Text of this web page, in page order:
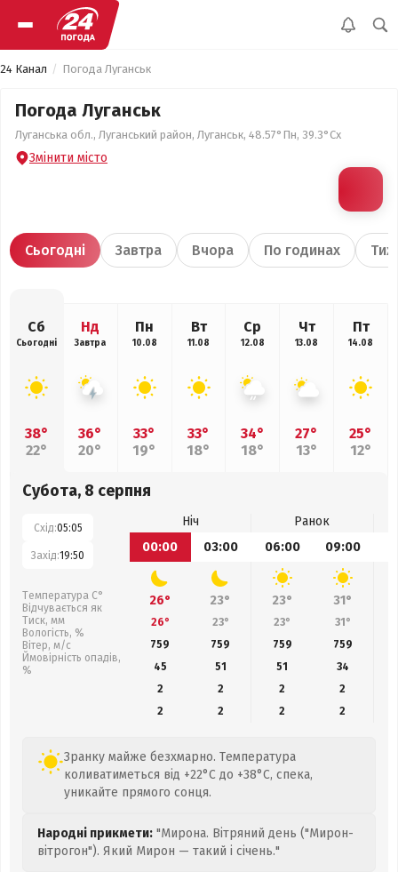
24 Канал Погода Луганськ
Погода Луганськ
Луганська обл., Луганський район, Луганськ, 48.57°Пн, 39.3°Сх
Змінити місто
Сьогодні Завтра Вчора По годинах
Сб
Сьогодні
38°
22°
Нд
Завтра
36°
20°
Пн
10.08
33°
19°
Вт
11.08
33°
18°
Ср
12.08
34°
18°
Чт
13.08
27°
13°
Пт
14.08
25°
12°
Субота, 8 серпня
Схід:05:05
Захід:19:50
Температура С°
Відчувається як
Тиск, мм
Вологість, %
Вітер, м/с
Ймовірність опадів,
%
Ніч
Ранок
00:00
03:00 06:00 09:00
26° 23° 23° 31°
26° 23° 23° 31°
759
759 759 759
45
51 51 34
2
2 2
2
2
2 2 2
Зранку майже безхмарно. Температура
коливатиметься від +22°C до +38°C, спека,
уникайте прямого сонця.
Народні прикмети: "Мирона. Вітряний день ("Мирон-
вітрогон"). Який Мирон — такий і січень."